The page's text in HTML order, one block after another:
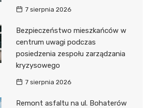
7 sierpnia 2026
Bezpieczeństwo mieszkańców w
centrum uwagi podczas
posiedzenia zespołu zarządzania
kryzysowego
7 sierpnia 2026
Remont asfaltu na ul. Bohaterów